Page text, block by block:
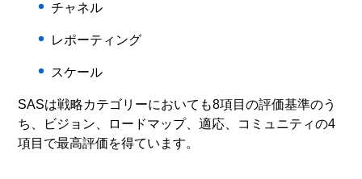
チャネル
レポーティング
スケール
SASは戦略カテゴリーにおいても8項目の評価基準のう
ち、ビジョン、ロードマップ、適応、コミュニティの4
項目で最高評価を得ています。